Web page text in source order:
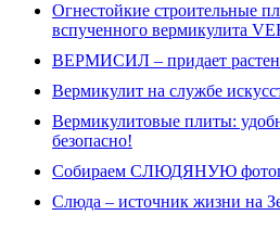
Огнестойкие строительные
вспученного вермикулита
ВЕРМИСИЛ – придает
Вермикулит на службе
Вермикулитовые плиты:
безопасно!
Собираем СЛЮДЯНУЮ
Слюда – источник жизни на